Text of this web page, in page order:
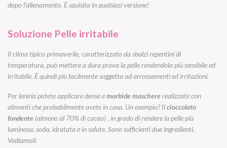
dopo l’allenamento. È squisita in qualsiasi versione!
Soluzione Pelle irritabile
Il clima tipico primaverile, caratterizzato da sbalzi repentini di
temperatura, può mettere a dura prova la pelle rendendola più sensibile ed
irritabile. È quindi più facilmente soggetta ad arrossamenti ed irritazioni.
Per lenirla potete applicare dense emorbide maschererealizzate con
alimenti che probabilmente avete in casa. Un esempio? Ilcioccolato
fondente (almeno al 70% di cacao) , in grado di rendere la pelle più
luminosa, soda, idratata e in salute. Sono sufficienti due ingredienti.
Vediamoli: